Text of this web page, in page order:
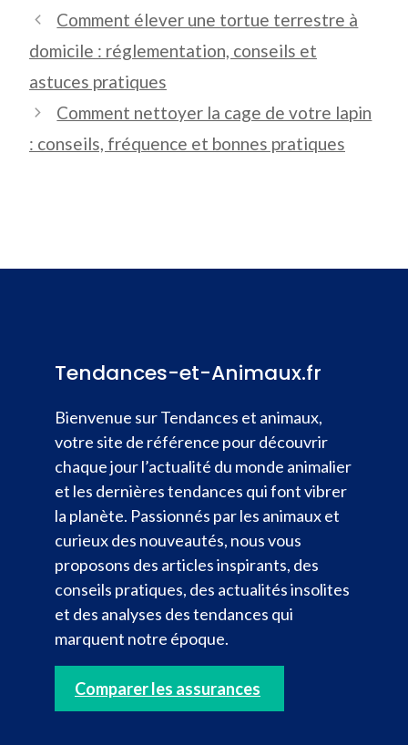
Comment élever une tortue terrestre à
domicile : réglementation, conseils et
astuces pratiques
Comment nettoyer la cage de votre lapin
: conseils, fréquence et bonnes pratiques
Tendances-et-Animaux.fr
Bienvenue sur Tendances et animaux,
votre site de référence pour découvrir
chaque jour l’actualité du monde animalier
et les dernières tendances qui font vibrer
la planète. Passionnés par les animaux et
curieux des nouveautés, nous vous
proposons des articles inspirants, des
conseils pratiques, des actualités insolites
et des analyses des tendances qui
marquent notre époque.
Comparer les assurances